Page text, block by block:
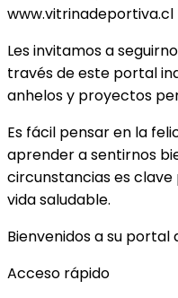
www.vitrinadeportiva.cl
Les invitamos a
través de este portal
anhelos y proyectos
Es fácil pensar en la
aprender a sentirnos
circunstancias es
vida saludable.
Bienvenidos a su portal
Acceso rápido